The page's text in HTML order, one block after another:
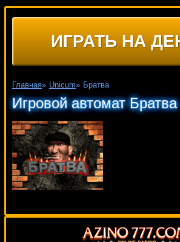
ИГРАТЬ НА
Главная» Unicum» Братва
Игровой автомат Братва